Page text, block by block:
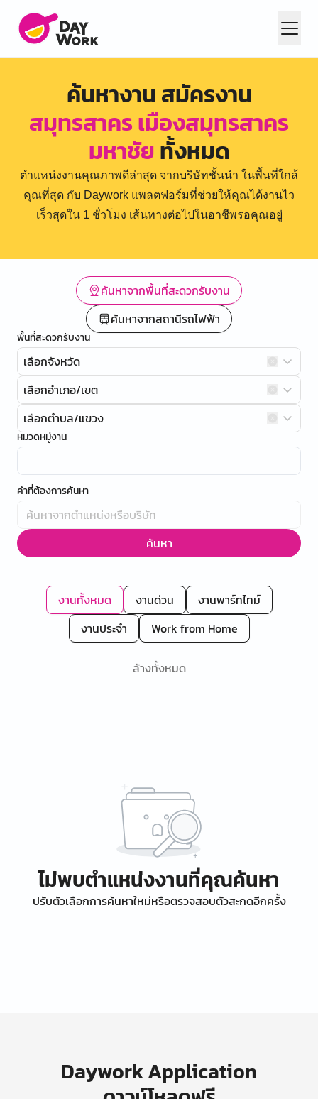
ค้นหางาน สมัครงาน
สมุทรสาคร เมืองสมุทรสาคร
มหาชัยทั้งหมด
ตำแหน่งงานคุณภาพดีล่าสุด จากบริษัทชั้นนำ ในพื้นที่ใกล้
คุณที่สุด กับ Daywork แพลตฟอร์มที่ช่วยให้คุณได้งานไว
เร็วสุดใน 1 ชั่วโมง เส้นทางต่อไปในอาชีพรอคุณอยู่
ค้นหาจากพื้นที่สะดวกรับงาน
ค้นหาจากสถานีรถไฟฟ้า
พื้นที่สะดวกรับงาน
เลือกจังหวัด
เลือกอำเภอ/เขต
เลือกตำบล/แขวง
หมวดหมู่งาน
คำที่ต้องการค้นหา
ค้นหา
งานทั้งหมด งานด่วน
งานพาร์ทไทม์
งานประจำ
Work from Home
ล้างทั้งหมด
ไม่พบตำแหน่งงานที่คุณค้นหา
ปรับตัวเลือกการค้นหาใหม่หรือตรวจสอบตัวสะกดอีกครั้ง
Daywork Application